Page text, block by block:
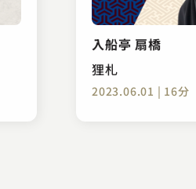
入船亭 扇橋
狸札
2023.06.01 | 16分